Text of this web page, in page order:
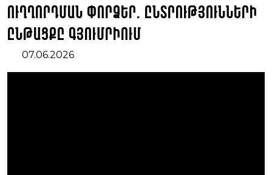
ուղղորդման փորձեր. ընտրությունների
ընթացքը Գյումրիում
07.06.2026